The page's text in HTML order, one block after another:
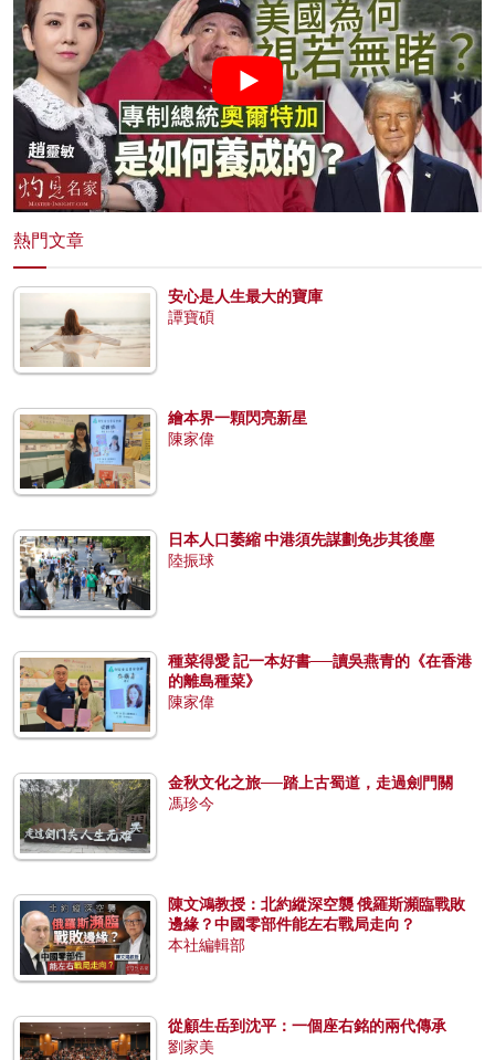
熱門文章
安心是人生最大的寶庫
譚寶碩
繪本界一顆閃亮新星
陳家偉
日本人口萎縮 中港須先謀劃免步其後塵
陸振球
種菜得愛 記一本好書──讀吳燕青的《在香港
的離島種菜》
陳家偉
金秋文化之旅──踏上古蜀道，走過劍門關
馮珍今
陳文鴻教授：北約縱深空襲 俄羅斯瀕臨戰敗
邊緣？中國零部件能左右戰局走向？
本社編輯部
從顧生岳到沈平：一個座右銘的兩代傳承
劉家美